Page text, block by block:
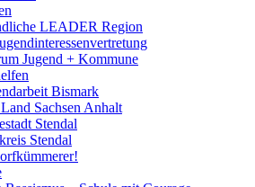
LEADER Region
Jugend + Kommune
Bismark
Sachsen Anhalt
Stendal
Stendal